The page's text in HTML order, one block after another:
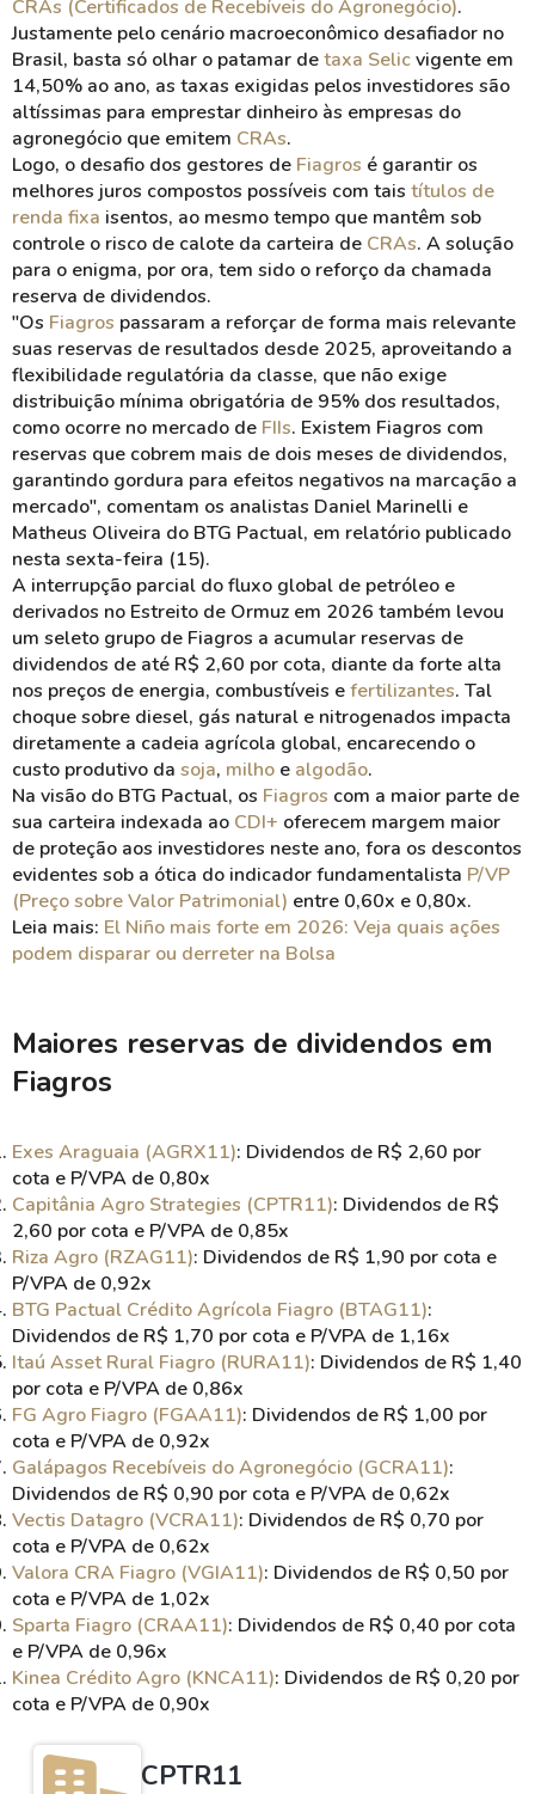
CRAs (Certificados de Recebíveis do Agronegócio).
Justamente pelo cenário macroeconômico desafiador no
Brasil, basta só olhar o patamar detaxa Selicvigente em
14,50% ao ano, as taxas exigidas pelos investidores são
altíssimas para emprestar dinheiro às empresas do
agronegócio que emitem CRAs.
Logo, o desafio dos gestores de Fiagros é garantir os
melhores juros compostos possíveis com tais títulos de
renda fixa isentos, ao mesmo tempo que mantêm sob
controle o risco de calote da carteira de CRAs. A solução
para o enigma, por ora, tem sido o reforço da chamada
reserva de dividendos.
"Os Fiagros passaram a reforçar de forma mais relevante
suas reservas de resultados desde 2025, aproveitando a
flexibilidade regulatória da classe, que não exige
distribuição mínima obrigatória de 95% dos resultados,
como ocorre no mercado de FIIs. Existem Fiagros com
reservas que cobrem mais de dois meses de dividendos,
garantindo gordura para efeitos negativos na marcação a
mercado", comentam os analistas Daniel Marinelli e
Matheus Oliveira do BTG Pactual, em relatório publicado
nesta sexta-feira (15).
A interrupção parcial do fluxo global de petróleo e
derivados no Estreito de Ormuz em 2026 também levou
um seleto grupo de Fiagros a acumular reservas de
dividendos de até R$ 2,60 por cota, diante da forte alta
nos preços de energia, combustíveis efertilizantes. Tal
choque sobre diesel, gás natural e nitrogenados impacta
diretamente a cadeia agrícola global, encarecendo o
custo produtivo da soja, milho e algodão.
Na visão do BTG Pactual, os Fiagros com a maior parte de
sua carteira indexada ao CDI+ oferecem margem maior
de proteção aos investidores neste ano, fora os descontos
evidentes sob a ótica do indicador fundamentalista P/VP
(Preço sobre Valor Patrimonial) entre 0,60x e 0,80x.
Leia mais: El Niño mais forte em 2026: Veja quais ações
podem disparar ou derreter na Bolsa
Maiores reservas de dividendos em
Fiagros
Exes Araguaia (AGRX11): Dividendos de R$ 2,60 por
cota e P/VPA de 0,80x
Capitânia Agro Strategies (CPTR11): Dividendos de R$
2,60 por cota e P/VPA de 0,85x
Riza Agro (RZAG11): Dividendos de R$ 1,90 por cota e
P/VPA de 0,92x
BTG Pactual Crédito Agrícola Fiagro (BTAG11):
Dividendos de R$ 1,70 por cota e P/VPA de 1,16x
Itaú Asset Rural Fiagro (RURA11): Dividendos de R$ 1,40
por cota e P/VPA de 0,86x
FG Agro Fiagro (FGAA11): Dividendos de R$ 1,00 por
cota e P/VPA de 0,92x
Galápagos Recebíveis do Agronegócio (GCRA11):
Dividendos de R$ 0,90 por cota e P/VPA de 0,62x
Vectis Datagro (VCRA11): Dividendos de R$ 0,70 por
cota e P/VPA de 0,62x
Valora CRA Fiagro (VGIA11): Dividendos de R$ 0,50 por
cota e P/VPA de 1,02x
Sparta Fiagro (CRAA11): Dividendos de R$ 0,40 por cota
e P/VPA de 0,96x
Kinea Crédito Agro (KNCA11): Dividendos de R$ 0,20 por
cota e P/VPA de 0,90x
CPTR11